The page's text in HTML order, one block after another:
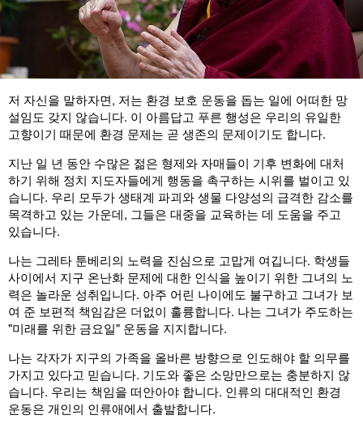
저 자신을 말하자면, 저는 환경 보호 운동을 돕는 일에 어떠한 망
설임도 갖지 않습니다. 이 아름답고 푸른 행성은 우리의 유일한
고향이기 때문에 환경 문제는 곧 생존의 문제이기도 합니다.
지난 일 년 동안 수많은 젊은 형제와 자매들이 기후 변화에 대처
하기 위해 정치 지도자들에게 행동을 촉구하는 시위를 벌이고 있
습니다. 우리 모두가 생태계 파괴와 생물 다양성의 급격한 감소를
목격하고 있는 가운데, 그들은 대중을 교육하는 데 도움을 주고
있습니다.
나는 그레타 툰베리의 노력을 진심으로 고맙게 여깁니다. 학생들
사이에서 지구 온난화 문제에 대한 인식을 높이기 위한 그녀의 노
력은 놀라운 성취입니다. 아주 어린 나이에도 불구하고 그녀가 보
여 준 보편적 책임감은 더없이 훌륭합니다. 나는 그녀가 주도하는
"미래를 위한 금요일" 운동을 지지합니다.
나는 각자가 지구의 가족을 올바른 방향으로 인도해야 할 의무를
가지고 있다고 믿습니다. 기도와 좋은 소망만으로는 충분하지 않
습니다. 우리는 책임을 떠안아야 합니다. 인류의 대대적인 환경
운동은 개인의 인류애에서 출발합니다.